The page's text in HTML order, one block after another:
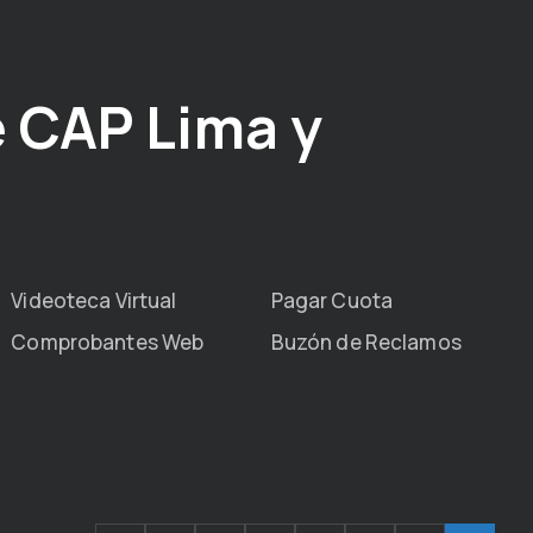
Lima y
Videoteca Virtual
Pagar Cuota
Comprobantes Web
Buzón de Reclamos